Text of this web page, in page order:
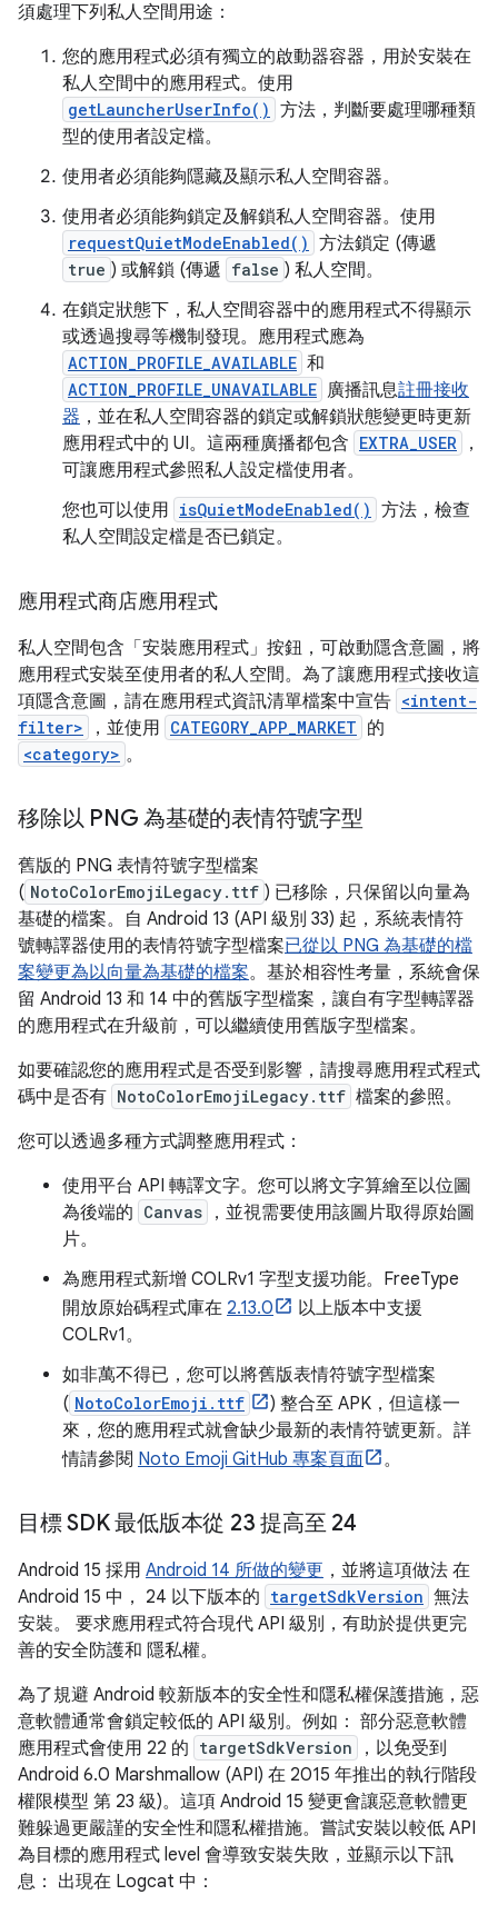
須處理下列私人空間用途：
您的應用程式必須有獨立的啟動器容器，用於安裝在
私人空間中的應用程式。使用
getLauncherUserInfo() 方法，判斷要處理哪種類
型的使用者設定檔。
使用者必須能夠隱藏及顯示私人空間容器。
使用者必須能夠鎖定及解鎖私人空間容器。使用
requestQuietModeEnabled() 方法鎖定 (傳遞
true ) 或解鎖 (傳遞 false ) 私人空間。
在鎖定狀態下，私人空間容器中的應用程式不得顯示
或透過搜尋等機制發現。應用程式應為
ACTION_PROFILE_AVAILABLE 和
ACTION_PROFILE_UNAVAILABLE 廣播訊息註冊接收
器 ，並在私人空間容器的鎖定或解鎖狀態變更時更新
應用程式中的 UI。這兩種廣播都包含 EXTRA_USER
，
可讓應用程式參照私人設定檔使用者。
您也可以使用 isQuietModeEnabled() 方法，檢查
私人空間設定檔是否已鎖定。
應用程式商店應用程式
私人空間包含「安裝應用程式」按鈕，可啟動隱含意圖，將
應用程式安裝至使用者的私人空間。為了讓應用程式接收這
項隱含意圖，請在應用程式資訊清單檔案中宣告 <intent-
filter>
，並使用 CATEGORY_APP_MARKET 的
<category> 。
移除以 PNG 為基礎的表情符號字型
舊版的 PNG 表情符號字型檔案
( NotoColorEmojiLegacy.ttf ) 已移除，只保留以向量為
基礎的檔案。自 Android 13 (API 級別 33) 起，系統表情符
號轉譯器使用的表情符號字型檔案已從以 PNG 為基礎的檔
案變更為以向量為基礎的檔案。基於相容性考量，系統會保
留 Android 13 和 14 中的舊版字型檔案，讓自有字型轉譯器
的應用程式在升級前，可以繼續使用舊版字型檔案。
如要確認您的應用程式是否受到影響，請搜尋應用程式程式
碼中是否有 NotoColorEmojiLegacy.ttf 檔案的參照。
您可以透過多種方式調整應用程式：
使用平台 API 轉譯文字。您可以將文字算繪至以位圖
為後端的 Canvas
，並視需要使用該圖片取得原始圖
片。
為應用程式新增 COLRv1 字型支援功能。FreeType
開放原始碼程式庫在 2.13.0
以上版本中支援
COLRv1。
如非萬不得已，您可以將舊版表情符號字型檔案
( NotoColorEmoji.ttf
) 整合至 APK，但這樣一
來，您的應用程式就會缺少最新的表情符號更新。詳
情請參閱 Noto Emoji GitHub 專案頁面 。
目標 SDK 最低版本從 23 提高至 24
Android 15 採用 Android 14 所做的變更 ，並將這項做法 在
Android 15 中， 24 以下版本的 targetSdkVersion 無法
安裝。 要求應用程式符合現代 API 級別，有助於提供更完
善的安全防護和 隱私權。
為了規避 Android 較新版本的安全性和隱私權保護措施，惡
意軟體通常會鎖定較低的 API 級別。例如： 部分惡意軟體
應用程式會使用 22 的 targetSdkVersion
，以免受到
Android 6.0 Marshmallow (API) 在 2015 年推出的執行階段
權限模型 第 23 級)。這項 Android 15 變更會讓惡意軟體更
難躲過更嚴謹的安全性和隱私權措施。嘗試安裝以較低 API
為目標的應用程式 level 會導致安裝失敗，並顯示以下訊
息： 出現在 Logcat 中：